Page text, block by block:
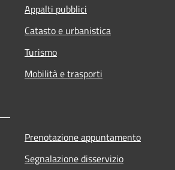
Appalti pubblici
Catasto e urbanistica
Turismo
Mobilità e trasporti
Prenotazione appuntamento
Segnalazione disservizio